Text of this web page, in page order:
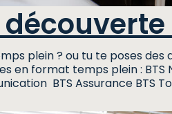
plein ? ou tu te poses
en format temps plein :
BTS Assurance BTS